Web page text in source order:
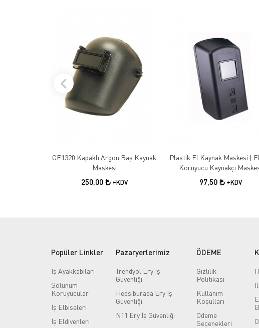
GE1320 Kapaklı Argon Baş Kaynak
Maskesi
250,00 +KDV
Plastik El Kaynak Maskesi |
Koruyucu Kaynakçı
97,50 +KDV
Popüler Linkler
İş Ayakkabıları
Solunum
Koruyucular
İş Elbiseleri
İş Eldivenleri
Pazaryerlerimiz
Trendyol Ery İş
Güvenliği
Hepsiburada Ery İş
Güvenliği
N11 Ery İş Güvenliği
ÖDEME
Gizlilik
Politikası
Kullanım
Koşulları
Ödeme
Seçenekleri